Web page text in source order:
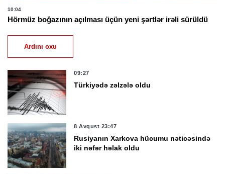
10:04
Hörmüz boğazının açılması üçün yeni şərtlər irəli sürüldü
Ardını oxu
09:27
Türkiyədə zəlzələ oldu
8 Avqust 23:47
Rusiyanın Xarkova hücumu nəticəsində
iki nəfər həlak oldu